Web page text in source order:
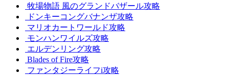
牧場物語 風のグランドバザール攻略
ドンキーコングバナンザ攻略
マリオカートワールド攻略
モンハンワイルズ攻略
エルデンリング攻略
Blades of Fire攻略
ファンタジーライフi攻略